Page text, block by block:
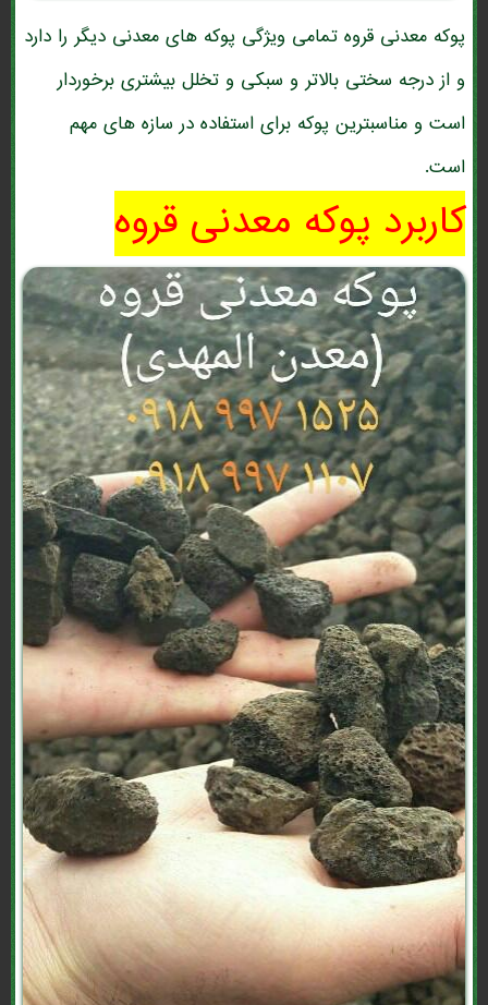
پوکه معدنی قروه تمامی ویژگی پوکه های معدنی دیگر را دارد
و از درجه سختی بالاتر و سبکی و تخلل بیشتری برخوردار
است و مناسبترین پوکه برای استفاده در سازه های مهم
است.
کاربرد پوکه معدنی قروه